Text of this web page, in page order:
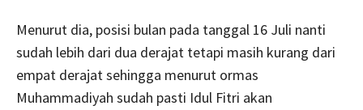
Menurut dia, posisi bulan pada tanggal 16 Juli nanti
sudah lebih dari dua derajat tetapi masih kurang dari
empat derajat sehingga menurut ormas
Muhammadiyah sudah pasti Idul Fitri akan